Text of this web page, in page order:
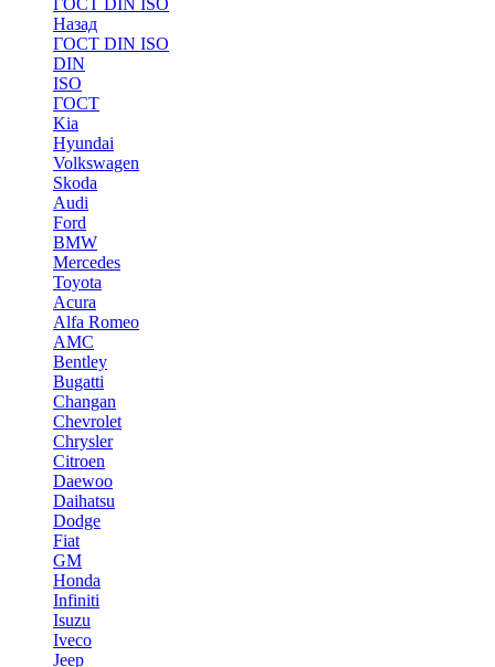
ГОСТ DIN ISO
Назад
ГОСТ DIN ISO
DIN
ISO
ГОСТ
Kia
Hyundai
Volkswagen
Skoda
Audi
Ford
BMW
Mercedes
Toyota
Acura
Alfa Romeo
AMC
Bentley
Bugatti
Changan
Chevrolet
Chrysler
Citroen
Daewoo
Daihatsu
Dodge
Fiat
GM
Honda
Infiniti
Isuzu
Iveco
Jeep